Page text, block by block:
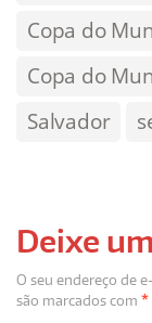
Copa do
Copa do
Salvador
Deixe
O seu endereço de
são marcados com *